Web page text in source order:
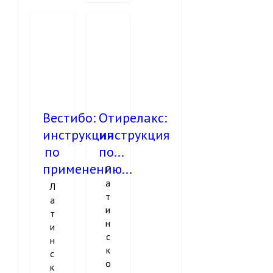
Вестибо:
инструкция
по
применению...
Л
а
т
и
н
с
к
Отирелакс:
инструкция
по...
Л
а
т
и
н
с
к
о